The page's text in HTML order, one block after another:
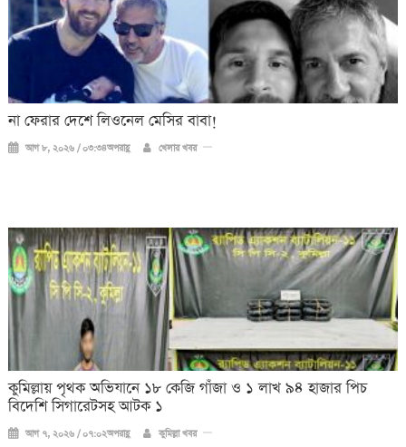
না ফেরার দেশে লিওনেল মেসির বাবা!
আগ ৮, ২০২৬ / ০৩:৩৪অপরাহ্ণ খেলার খবর
কুমিল্লায় পৃথক অভিযানে ১৮ কেজি গাঁজা ও ১ লাখ ৯৪ হাজার পিচ
বিদেশি সিগারেটসহ আটক ১
আগ ৭, ২০২৬ / ০৭:০২অপরাহ্ণ কুমিল্লা খবর